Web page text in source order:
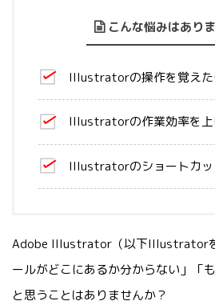
こんな悩みはあり
Illustratorの操作を覚えた
Illustratorの作業効率を上
Illustratorのショートカッ
Adobe Illustrator（以下Illustrator
ールがどこにあるか分からない」「
と思うことはありませんか？